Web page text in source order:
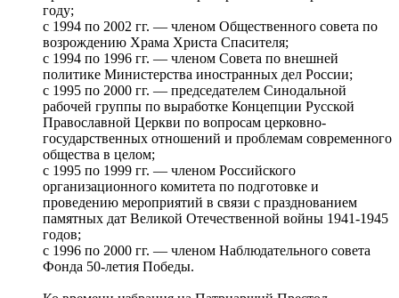
году;
с 1994 по 2002 гг. — членом Общественного совета по
возрождению Храма Христа Спасителя;
с 1994 по 1996 гг. — членом Совета по внешней
политике Министерства иностранных дел России;
с 1995 по 2000 гг. — председателем Синодальной
рабочей группы по выработке Концепции Русской
Православной Церкви по вопросам церковно-
государственных отношений и проблемам современного
общества в целом;
с 1995 по 1999 гг. — членом Российского
организационного комитета по подготовке и
проведению мероприятий в связи с празднованием
памятных дат Великой Отечественной войны 1941-1945
годов;
с 1996 по 2000 гг. — членом Наблюдательного совета
Фонда 50-летия Победы.